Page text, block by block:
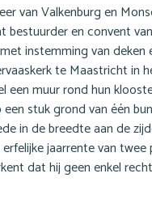
van Valkenburg en
bestuurder en convent
instemming van deken
te Maastricht in
een muur rond hun
een stuk grond van één
in de breedte aan de
jaarrente van twee
dat hij geen enkel